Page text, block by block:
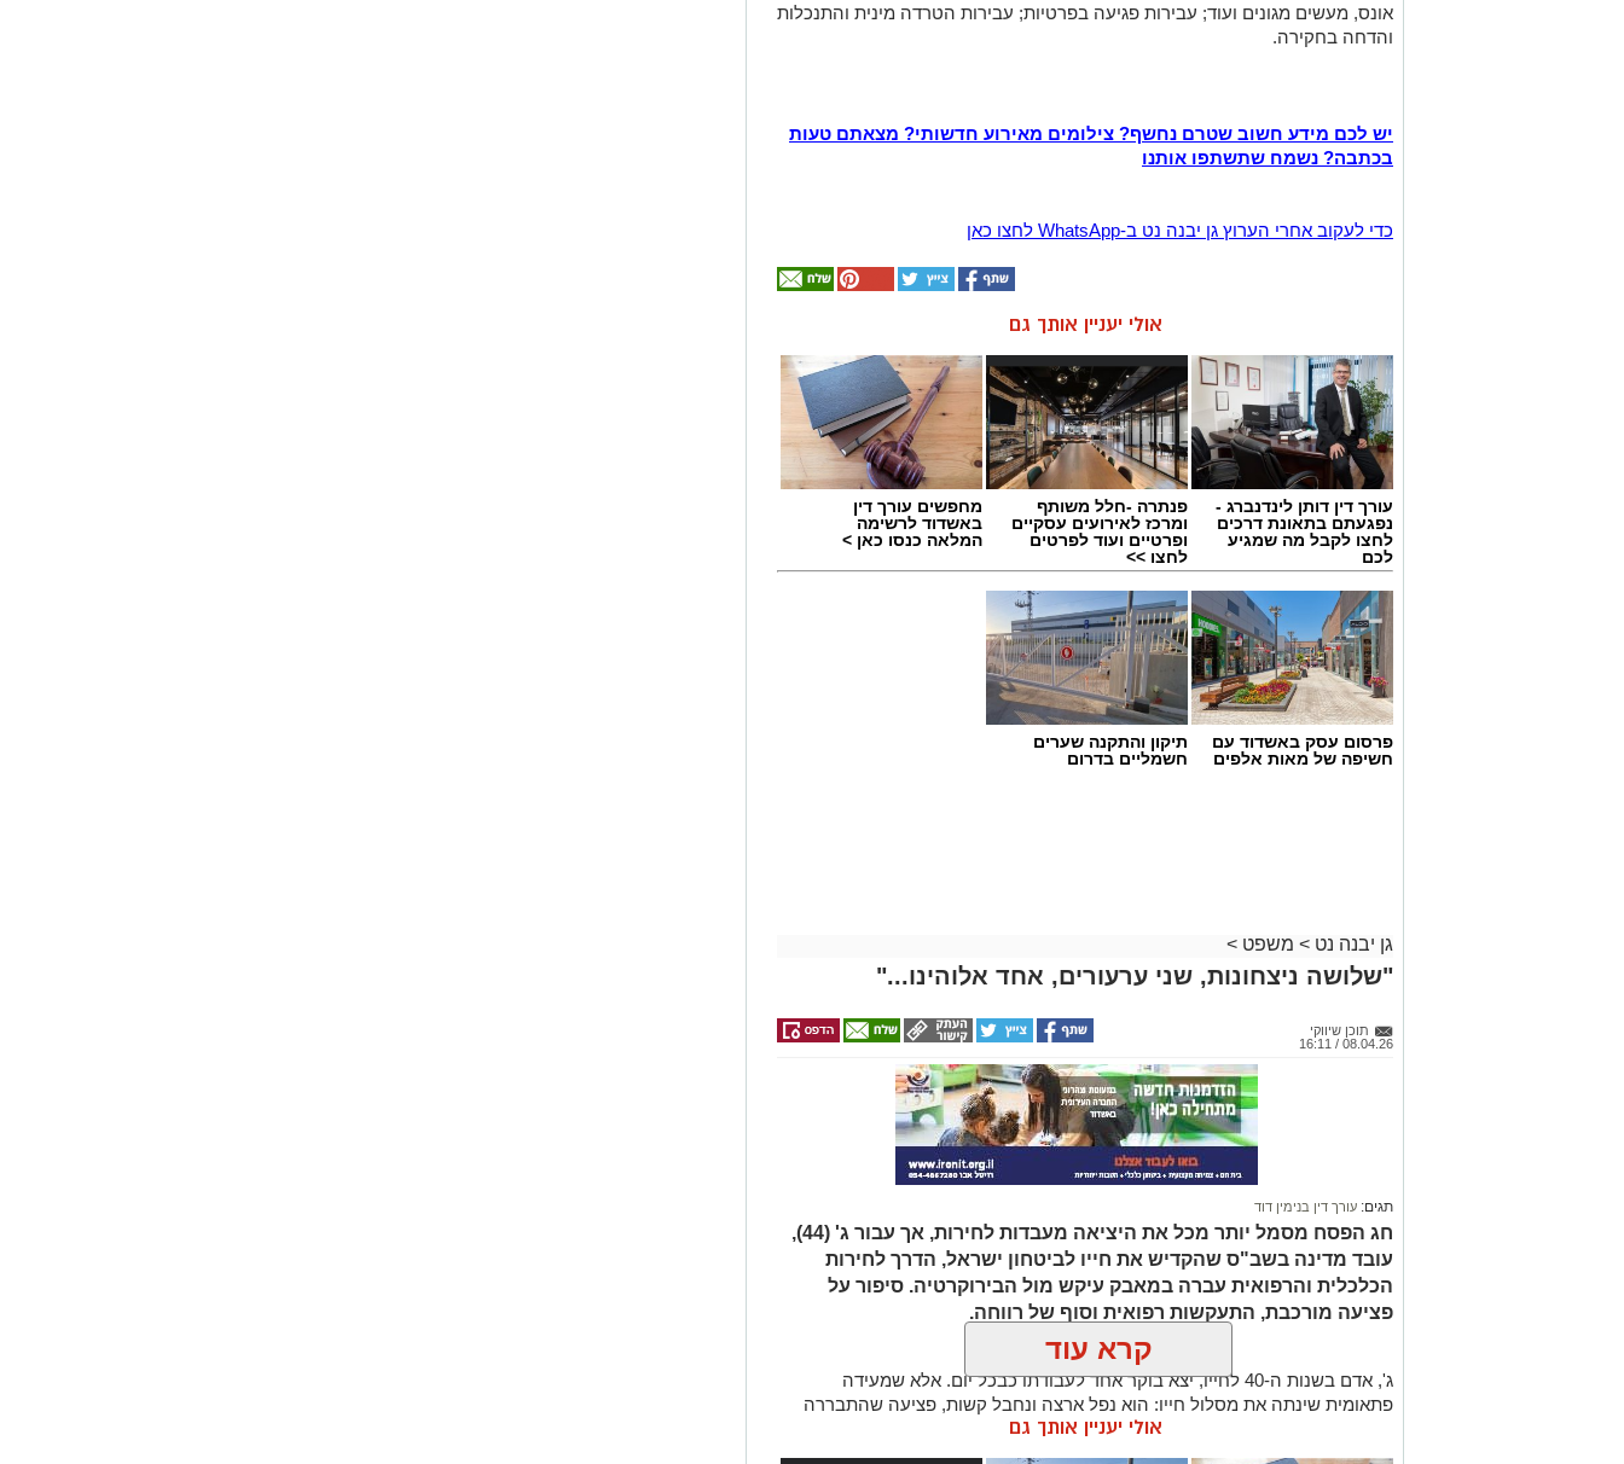
אונס, מעשים מגונים ועוד; עבירות פגיעה בפרטיות; עבירות הטרדה מינית והתנכלות
והדחה בחקירה.
יש לכם מידע חשוב שטרם נחשף? צילומים מאירוע חדשותי? מצאתם טעות
בכתבה? נשמח שתשתפו אותנו
‏כדי לעקוב אחרי הערוץ גן יבנה נט ב-WhatsApp לחצו כאן
אולי יעניין אותך גם
עורך דין דותן לינדנברג -
נפגעתם בתאונת דרכים
לחצו לקבל מה שמגיע
לכם
פנתרה -חלל משותף
ומרכז לאירועים עסקיים
ופרטיים ועוד לפרטים
לחצו >>
מחפשים עורך דין
באשדוד לרשימה
המלאה כנסו כאן >
פרסום עסק באשדוד עם
חשיפה של מאות אלפים
תיקון והתקנה שערים
חשמליים בדרום
גן יבנה נט > משפט >
"שלושה ניצחונות, שני ערעורים, אחד אלוהינו..."
תוכן שיווקי
08.04.26 / 16:11
תגים: עורך דין בנימין דוד
חג הפסח מסמל יותר מכל את היציאה מעבדות לחירות, אך עבור ג' (44),
עובד מדינה בשב"ס שהקדיש את חייו לביטחון ישראל, הדרך לחירות
הכלכלית והרפואית עברה במאבק עיקש מול הבירוקרטיה. סיפור על
פציעה מורכבת, התעקשות רפואית וסוף של רווחה.
ג', אדם בשנות ה-40 לחייו, יצא בוקר אחד לעבודתו כבכל יום. אלא שמעידה
פתאומית שינתה את מסלול חייו: הוא נפל ארצה ונחבל קשות, פציעה שהתבררה
כשבר משמעותי בקרסול שמאל שחייב התערבות כירורגית דחופה וקיבוע באמצעות
קרא עוד
אולי יעניין אותך גם